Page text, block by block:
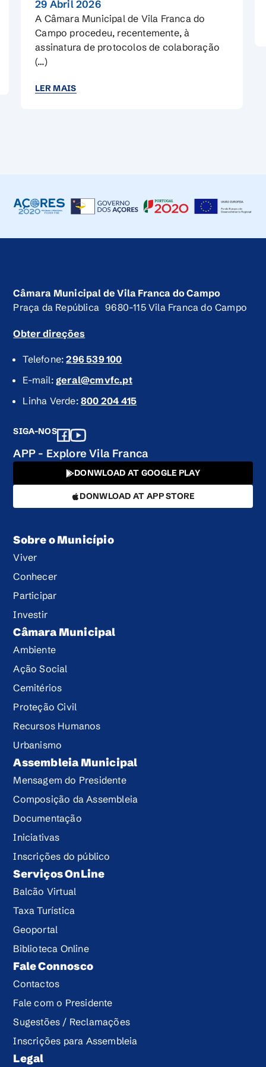
LER MAIS
Câmara Municipal de Vila Franca do Campo
Praça da República 9680-115 Vila Franca do Campo
Obter direções
Telefone:296 539 100
E-mail: geral@cmvfc.pt
Linha Verde:800 204 415
SIGA-NOS
APP - Explore Vila Franca
DONWLOAD AT GOOGLE PLAY
DONWLOAD AT APP STORE
Sobre o Município
Viver
Conhecer
Participar
Investir
Câmara Municipal
Ambiente
Ação Social
Cemitérios
Proteção Civil
Recursos Humanos
Urbanismo
Assembleia Municipal
Mensagem do Presidente
Composição da Assembleia
Documentação
Iniciativas
Inscrições do público
Serviços OnLine
Balcão Virtual
Taxa Turística
Geoportal
Biblioteca Online
Fale Connosco
Contactos
Fale com o Presidente
Sugestões / Reclamações
Inscrições para Assembleia
Legal